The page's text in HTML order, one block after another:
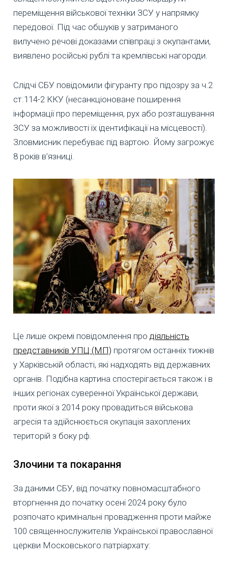
переміщення військової техніки ЗСУ у напрямку
передової. Під час обшуків у затриманого
вилучено речові доказами співпраці з окупантами,
виявлено російські рублі та кремлівські нагороди.
Слідчі СБУ повідомили фігуранту про підозру за ч.2
ст.114-2 ККУ (несанкціоноване поширення
інформації про переміщення, рух або розташування
ЗСУ за можливості їх ідентифікації на місцевості).
Зловмисник перебуває під вартою. Йому загрожує
8 років в’язниці.
Це лише окремі повідомлення про діяльність
представників УПЦ (МП) протягом останніх тижнів
у Харківській області, які надходять від державних
органів. Подібна картина спостерігається також і в
інших регіонах суверенної Української держави,
проти якої з 2014 року провадиться військова
агресія та здійснюється окупація захоплених
територій з боку рф.
Злочини та покарання
За даними СБУ, від початку повномасштабного
вторгнення до початку осені 2024 року було
розпочато кримінальні провадження проти майже
100 священнослужителів Української православної
церкви Московського патріархату: